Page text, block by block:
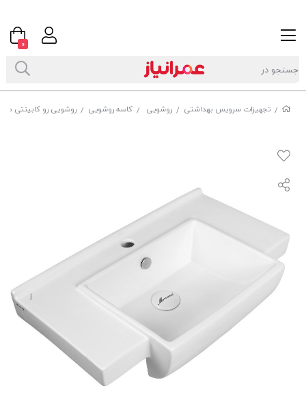
/ تجهیزات سرویس بهداشتی / روشویی / کاسه روشویی / روشویی رو کابینتی
0